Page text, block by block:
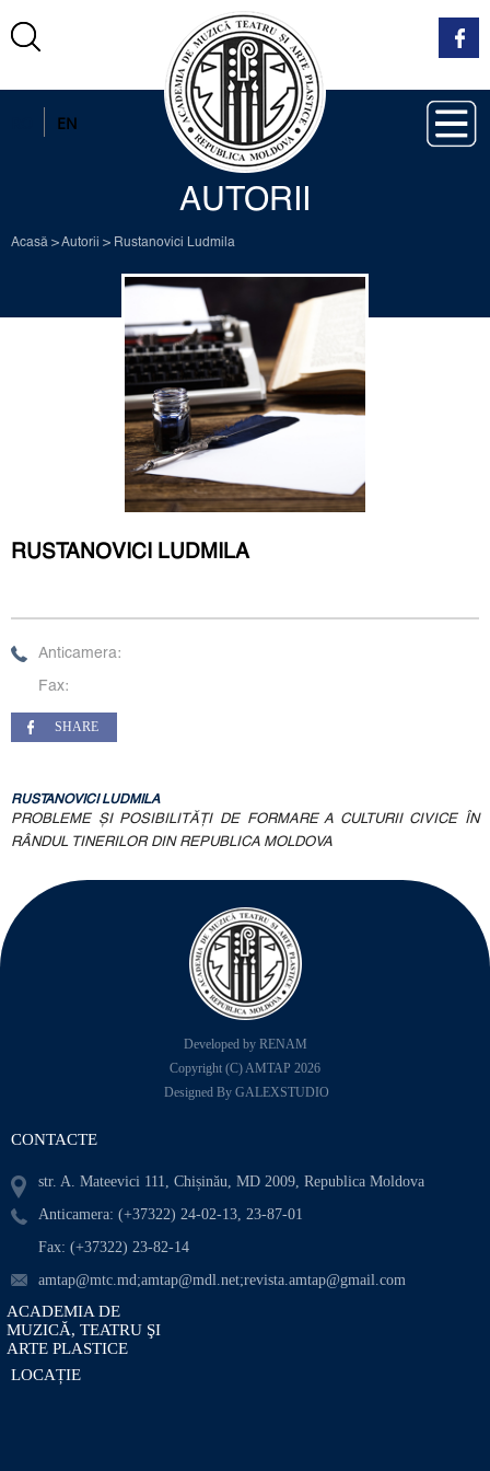
EN
AUTORII
Acasă >Autorii > Rustanovici Ludmila
RUSTANOVICI LUDMILA
Anticamera:
Fax:
SHARE
RUSTANOVICI LUDMILA
PROBLEME ŞI POSIBILITĂŢI DE FORMARE A CULTURII CIVICE ÎN
RÂNDUL TINERILOR DIN REPUBLICA MOLDOVA
Developed by RENAM
Copyright (C) AMTAP 2026
Designed By GALEXSTUDIO
CONTACTE
str. A. Mateevici 111, Chișinău, MD 2009, Republica Moldova
Anticamera: (+37322) 24-02-13, 23-87-01
Fax: (+37322) 23-82-14
amtap@mtc.md;amtap@mdl.net;revista.amtap@gmail.com
ACADEMIA DE
MUZICĂ, TEATRU ŞI
ARTE PLASTICE
LOCAȚIE